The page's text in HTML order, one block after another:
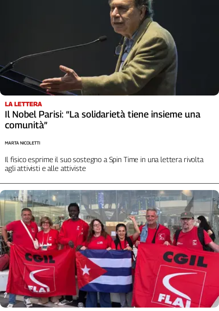
LA LETTERA
Il Nobel Parisi: “La solidarietà tiene insieme una
comunità”
Il fisico esprime il suo sostegno a Spin Time in una lettera rivolta
agli attivisti e alle attiviste
MARTA NICOLETTI